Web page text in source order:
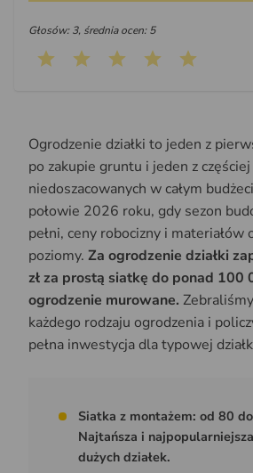
Głosów: 3, średnia ocen: 5
Ogrodzenie działki to jeden z
po zakupie gruntu i jeden z częściej
niedoszacowanych w całym
połowie 2026 roku, gdy sezon
pełni, ceny robocizny i materiałów
poziomy. Za ogrodzenie działki
zł za prostą siatkę do ponad 100
ogrodzenie murowane.
każdego rodzaju ogrodzenia i
pełna inwestycja dla typowej
Siatka z montażem: od 80
Najtańsza i
dużych działek.